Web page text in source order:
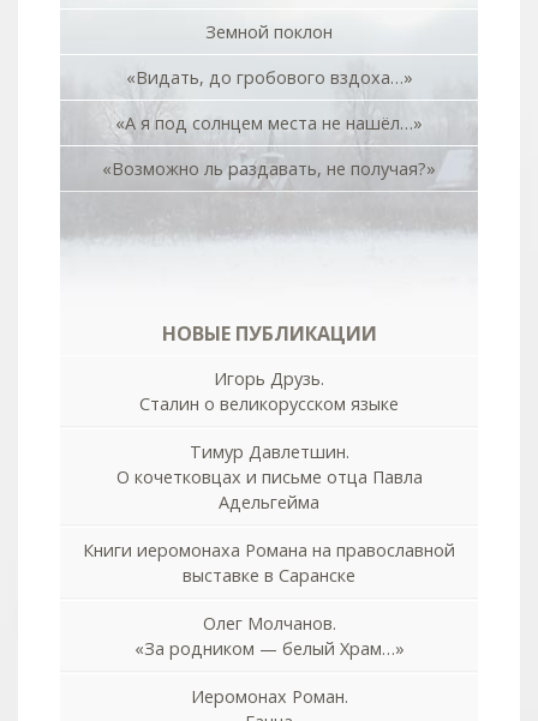
Земной поклон
«Видать, до гробового вздоха…»
«А я под солнцем места не нашёл…»
«Возможно ль раздавать, не получая?»
НОВЫЕ ПУБЛИКАЦИИ
Игорь Друзь.
Сталин о великорусском языке
Тимур Давлетшин.
О кочетковцах и письме отца Павла
Адельгейма
Книги иеромонаха Романа на православной
выставке в Саранске
Олег Молчанов.
«За родником — белый Храм…»
Иеромонах Роман.